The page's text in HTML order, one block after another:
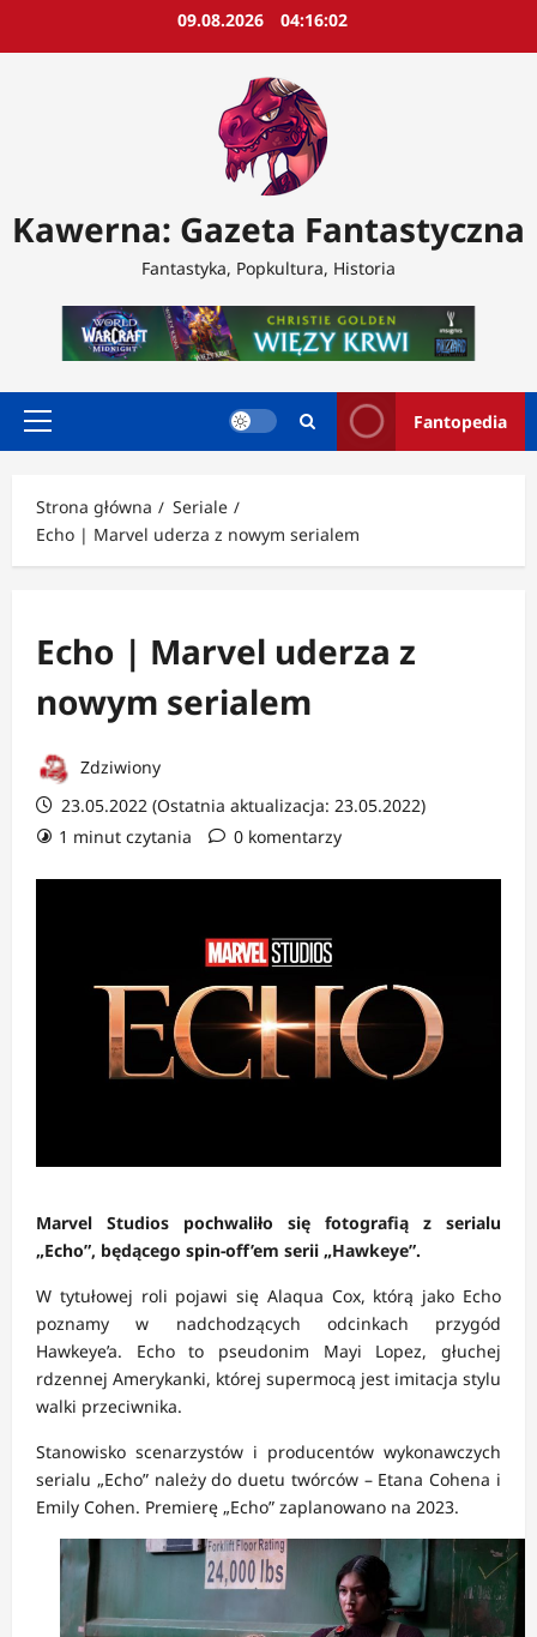
09.08.2026 04:16:04
Kawerna: Gazeta Fantastyczna
Fantastyka, Popkultura, Historia
Menu
Fantopedia
Strona główna
Seriale
Echo | Marvel uderza z nowym serialem
Echo | Marvel uderza z
nowym serialem
Zdziwiony
23.05.2022 (Ostatnia aktualizacja: 23.05.2022)
1 minut czytania
0 komentarzy
Marvel Studios pochwaliło się fotografią z serialu
„Echo”, będącego spin-off’em serii „Hawkeye”.
W tytułowej roli pojawi się Alaqua Cox, którą jako Echo
poznamy w nadchodzących odcinkach przygód
Hawkeye’a. Echo to pseudonim Mayi Lopez, głuchej
rdzennej Amerykanki, której supermocą jest imitacja stylu
walki przeciwnika.
Stanowisko scenarzystów i producentów wykonawczych
serialu „Echo” należy do duetu twórców – Etana Cohena i
Emily Cohen. Premierę „Echo” zaplanowano na 2023.